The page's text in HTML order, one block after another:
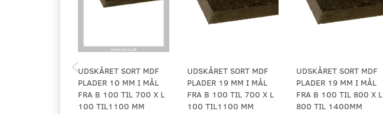
UDSKÅRET SORT MDF
PLADER 10 MM I MÅL
FRA B 100 TIL 700 X L
100 TIL1100 MM
UDSKÅRET SORT MDF
PLADER 19 MM I MÅL
FRA B 100 TIL 700 X L
100 TIL1100 MM
UDSKÅRET SORT MDF
PLADER 19 MM I MÅL
FRA B 100 TIL 800 X L
800 TIL 1400MM